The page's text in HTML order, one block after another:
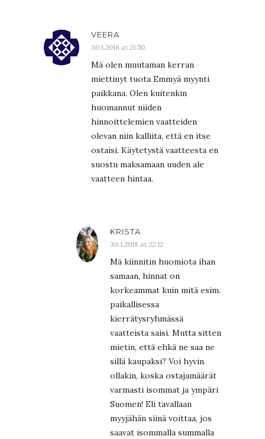
VEERA
30.1.2018 at 21:50
Mä olen muutaman kerran
miettinyt tuota Emmyä myynti
paikkana. Olen kuitenkin
huomannut niiden
hinnoittelemien vaatteiden
olevan niin kalliita, että en itse
ostaisi. Käytetystä vaatteesta en
suostu maksamaan uuden ale
vaatteen hintaa.
KRISTA
30.1.2018 at 22:12
Mä kiinnitin huomiota ihan
samaan, hinnat on
korkeammat kuin mitä esim.
paikallisessa
kierrätysryhmässä
vaatteista saisi. Mutta sitten
mietin, että ehkä ne saa ne
sillä kaupaksi? Voi hyvin
ollakin, koska ostajamäärät
varmasti isommat ja ympäri
Suomen! Eli tavallaan
myyjähän siinä voittaa, jos
saavat isommalla summalla